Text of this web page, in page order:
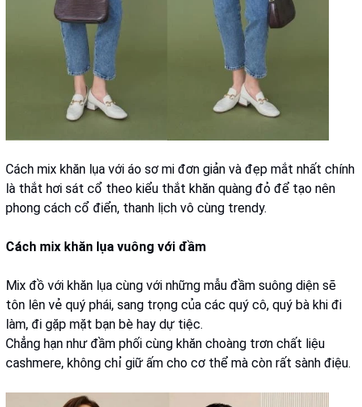
Cách mix khăn lụa với áo sơ mi đơn giản và đẹp mắt nhất chính
là thắt hơi sát cổ theo kiểu thắt khăn quàng đỏ để tạo nên
phong cách cổ điển, thanh lịch vô cùng trendy.
Cách mix khăn lụa vuông với đầm
Mix đồ với khăn lụa cùng với những mẫu đầm suông diện sẽ
tôn lên vẻ quý phái, sang trọng của các quý cô, quý bà khi đi
làm, đi gặp mặt bạn bè hay dự tiệc.
Chẳng hạn như đầm phối cùng khăn choàng trơn chất liệu
cashmere, không chỉ giữ ấm cho cơ thể mà còn rất sành điệu.